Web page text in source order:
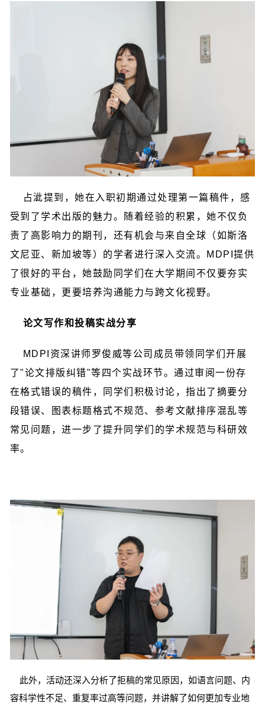
占泚提到，她在入职初期通过处理第一篇稿件，感
受到了学术出版的魅力。随着经验的积累，她不仅负
责了高影响力的期刊，还有机会与来自全球（如斯洛
文尼亚、新加坡等）的学者进行深入交流。MDPI提供
了很好的平台，她鼓励同学们在大学期间不仅要夯实
专业基础，更要培养沟通能力与跨文化视野。
论文写作和投稿实战分享
MDPI资深讲师罗俊威等公司成员带领同学们开展
了"论文排版纠错"等四个实战环节。通过审阅一份存
在格式错误的稿件，同学们积极讨论，指出了摘要分
段错误、图表标题格式不规范、参考文献排序混乱等
常见问题，进一步了提升同学们的学术规范与科研效
率。
此外，活动还深入分析了拒稿的常见原因，如语言问题、内
容科学性不足、重复率过高等问题，并讲解了如何更加专业地